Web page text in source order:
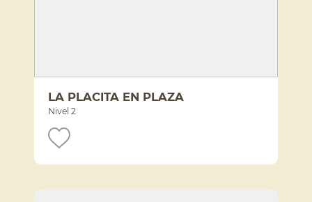
LA PLACITA EN PLAZA
Nivel 2